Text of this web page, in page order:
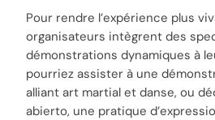
Pour rendre l’expérience plus
organisateurs intègrent des
démonstrations dynamiques à
pourriez assister à une
alliant art martial et danse, ou
abierto, une pratique